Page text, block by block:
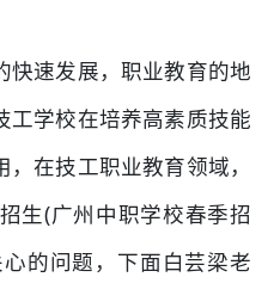
快速发展，职业教育的地
工学校在培养高素质技能
在技工职业教育领域，
生(广州中职学校春季招
的问题，下面白芸梁老